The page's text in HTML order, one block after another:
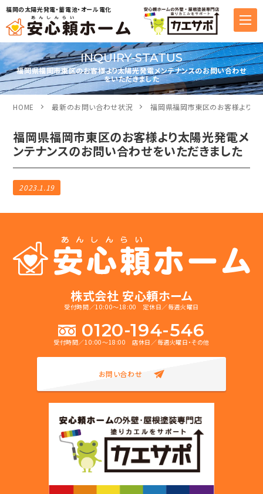
福岡の太陽光発電・蓄電池・オール電化
INQUIRY-STATUS
福岡県福岡市東区のお客様より太陽光発電メンテナンスのお問い合わせ
をいただきました
HOME 最新のお問い合わせ状況 福岡県福岡市東区のお客様より太
福岡県福岡市東区のお客様より太陽光発電メ
ンテナンスのお問い合わせをいただきました
2023.1.19
株式会社 安心頼ホーム
受付時間／10:00～18:00 定休日／毎週火曜日
0120-194-546
受付時間／10:00～18:00 店休日／毎週火曜日・その他
お問い合わせ